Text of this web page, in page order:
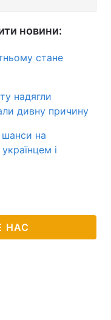
новини:
стане
надягли
дивну причину
на
і
НАС